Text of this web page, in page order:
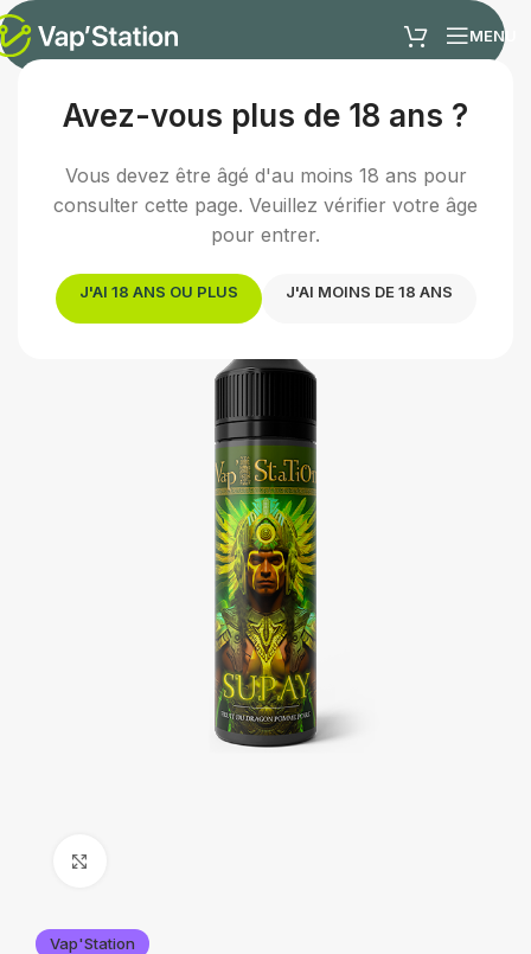
Avez-vous plus de 18 ans ?
Vous devez être âgé d'au moins 18 ans pour
consulter cette page. Veuillez vérifier votre âge
pour entrer.
J'AI 18 ANS OU PLUS J'AI MOINS DE 18 ANS
MENU
Accueil /E-liquides/E-liquide fruité
Fin de série : Ce produit sera prochainement
Vap'Station